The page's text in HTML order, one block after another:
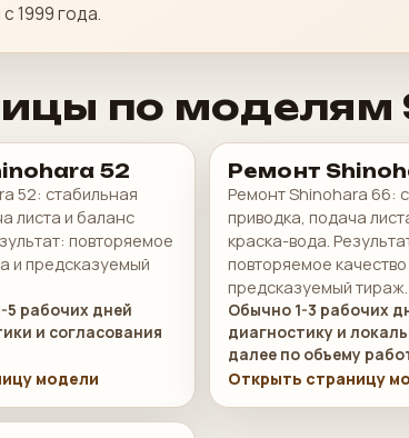
1999 года.
по моделям
52
52: стабильная
листа и баланс
повторяемое
и предсказуемый
5 рабочих дней
и согласования
модели
Ремонт
Ремонт Shinohara 66:
приводка, подача
краска-вода.
повторяемое качество
предсказуемый тираж.
Обычно 1-3 рабочих
диагностику и
далее по объему
Открыть страницу